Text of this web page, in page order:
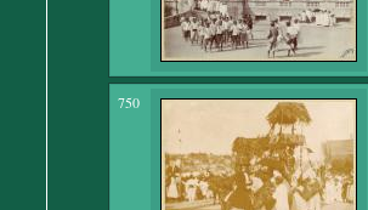
750